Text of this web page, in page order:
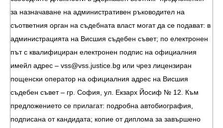
за назначаване на административен ръководител на
съответния орган на съдебната власт могат да се подават: в
администрацията на Висшия съдебен съвет; по електронен
път с квалифициран електронен подпис на официалния
имейл адрес – vss@vss.justice.bg или чрез лицензиран
пощенски оператор на официалния адрес на Висшия
съдебен съвет – гр. София, ул. Екзарх Йосиф № 12. Към
предложението се прилагат: подробна автобиография,
подписана от кандидата; копие от диплома за завършено